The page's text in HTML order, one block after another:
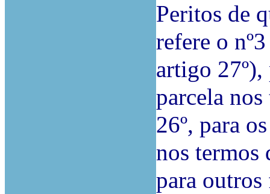
Peritos de
refere o
artigo 27º),
parcela
26º, para
nos termos
para